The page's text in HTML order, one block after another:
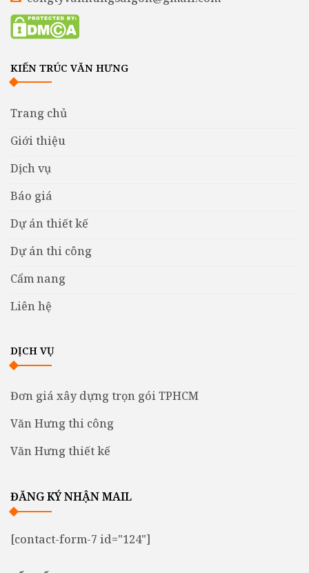
KIẾN TRÚC VĂN HƯNG
Trang chủ
Giới thiệu
Dịch vụ
Báo giá
Dự án thiết kế
Dự án thi công
Cẩm nang
Liên hệ
DỊCH VỤ
Đơn giá xây dựng trọn gói TPHCM
Văn Hưng thi công
Văn Hưng thiết kế
ĐĂNG KÝ NHẬN MAIL
[contact-form-7 id="124"]